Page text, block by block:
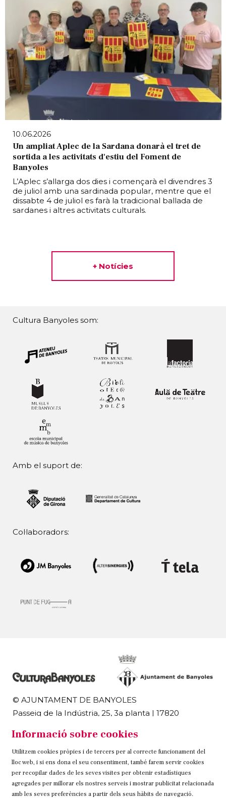
10.06.2026
Un ampliat Aplec de la Sardana donarà el tret de
sortida a les activitats d'estiu del Foment de
Banyoles
L’Aplec s’allarga dos dies i començarà el divendres 3
de juliol amb una sardinada popular, mentre que el
dissabte 4 de juliol es farà la tradicional ballada de
sardanes i altres activitats culturals.
+ Notícies
Cultura Banyoles som:
Amb el suport de:
Col·laboradors:
© AJUNTAMENT DE BANYOLES
Passeig de la Indústria, 25, 3a planta | 17820
972 58 18 48 | 972 57 00 50
Sitemap Avís Legal Ús de Cookies Contacteu
Link a instagram
Link a twitter
Link a facebook
Informació sobre cookies
Utilitzem cookies pròpies i de tercers per al correcte funcionament del
lloc web, i si ens dona el seu consentiment, també farem servir cookies
per recopilar dades de les seves visites per obtenir estadístiques
agregades per millorar els nostres serveis i mostrar publicitat relacionada
amb les seves preferències a partir dels seus hàbits de navegació.